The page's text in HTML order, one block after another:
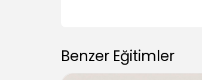
Benzer Eğitimler